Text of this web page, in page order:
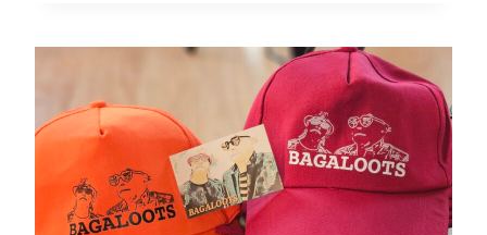
01.08.26